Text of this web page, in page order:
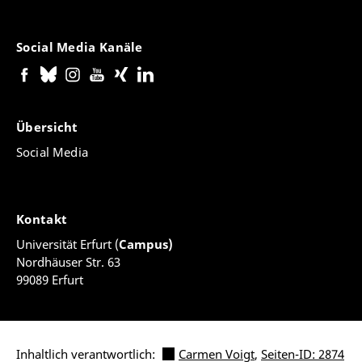
Social Media Kanäle
Übersicht
Social Media
Kontakt
Universität Erfurt (Campus)
Nordhäuser Str. 63
99089 Erfurt
Inhaltlich verantwortlich: Carmen Voigt, Seiten-ID: 2874